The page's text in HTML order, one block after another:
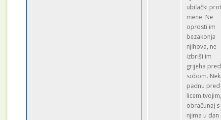
ubilački
mene. Ne
oprosti im
bezakonja
njihova, ne
izbriši im
grijeha pred
sobom.
padnu pred
licem
obračunaj s
njima u dan